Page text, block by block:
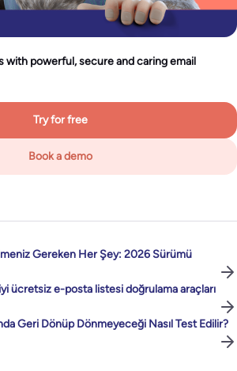
with powerful, secure and caring email
Try for free
Book a demo
Gereken Her Şey: 2026 Sürümü
ücretsiz e-posta listesi doğrulama araçları
Geri Dönüp Dönmeyeceği Nasıl Test Edilir?